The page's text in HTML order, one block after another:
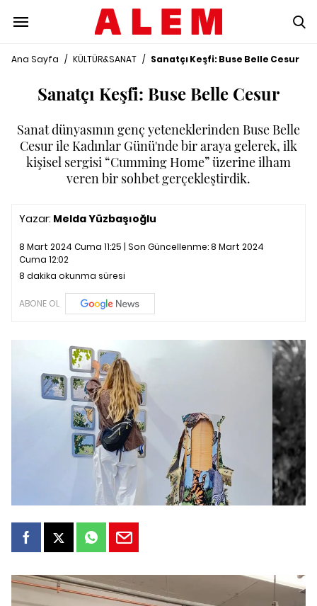
Ana Sayfa / KÜLTÜR&SANAT / Sanatçı Keşfi: Buse Belle Cesur
Sanatçı Keşfi: Buse Belle Cesur
Sanat dünyasının genç yeteneklerinden Buse Belle
Cesur ile Kadınlar Günü'nde bir araya gelerek, ilk
kişisel sergisi “Cumming Home” üzerine ilham
veren bir sohbet gerçekleştirdik.
Yazar: Melda Yüzbaşıoğlu
8 Mart 2024 Cuma 11:25 | Son Güncellenme:8 Mart 2024
Cuma 12:02
8 dakika okunma süresi
ABONE OL